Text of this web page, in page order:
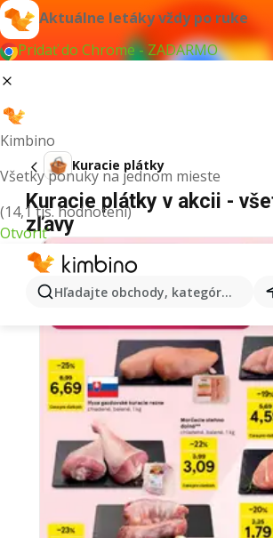
Aktuálne letáky vždy po ruke
Pridať do Chrome - ZADARMO
Kimbino
Všetky ponuky na jednom mieste
(14,1 tis. hodnotení)
Otvoriť
Hľadajte obchody, kategórie,
Kuracie plátky
Kuracie plátky v akcii -
zľavy